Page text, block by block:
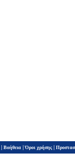
| Βοήθεια |Όροι χρήσης |